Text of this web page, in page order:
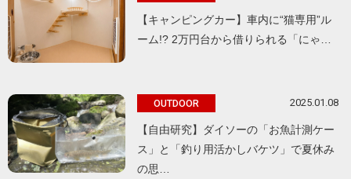
【キャンピングカー】車内に“猫専用”ル
ーム!? 2万円台から借りられる「にゃ…
OUTDOOR 2025.01.08
【自由研究】ダイソーの「お魚計測ケー
ス」と「釣り用活かしバケツ」で夏休み
の思…